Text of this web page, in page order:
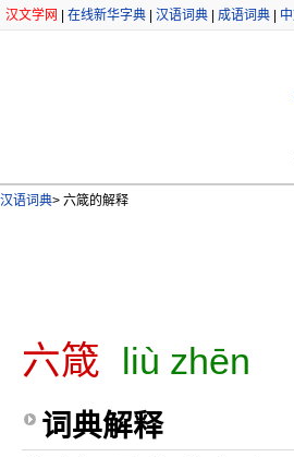
汉文学网 在线新华字典 汉语词典 成语词典
汉语词典> 六箴的解释
六箴 liù zhēn
词典解释